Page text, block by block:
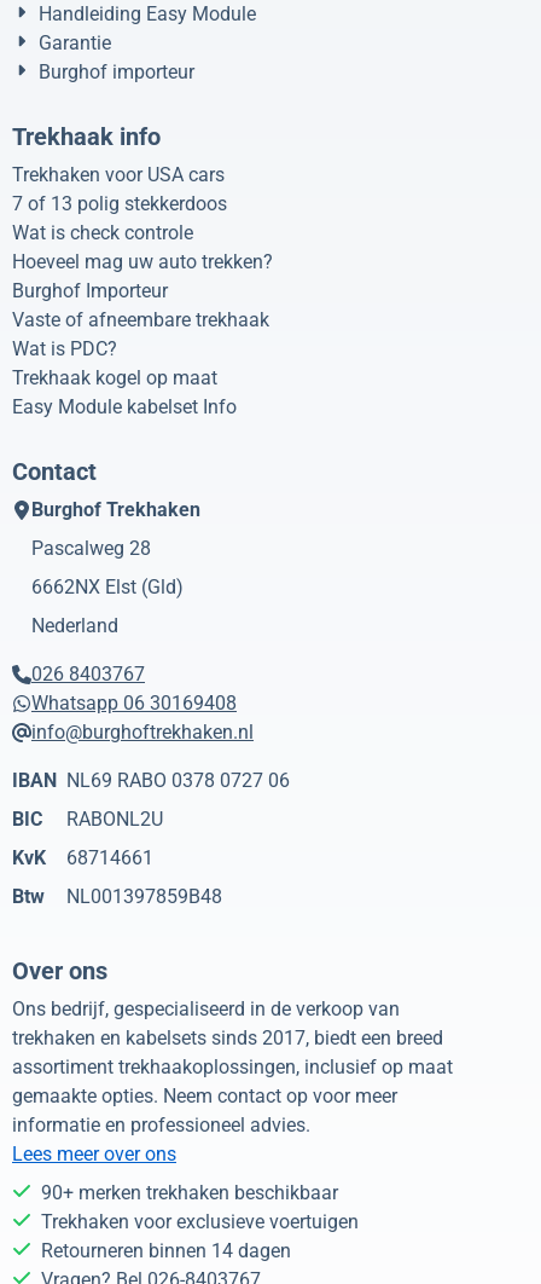
Handleiding Easy Module
Garantie
Burghof importeur
Trekhaak info
Trekhaken voor USA cars
7 of 13 polig stekkerdoos
Wat is check controle
Hoeveel mag uw auto trekken?
Burghof Importeur
Vaste of afneembare trekhaak
Wat is PDC?
Trekhaak kogel op maat
Easy Module kabelset Info
Contact
Burghof Trekhaken
Pascalweg 28
6662NX Elst (Gld)
Nederland
026 8403767
Whatsapp 06 30169408
info@burghoftrekhaken.nl
IBAN NL69 RABO 0378 0727 06
BIC
RABONL2U
KvK
68714661
Btw
NL001397859B48
Over ons
Ons bedrijf, gespecialiseerd in de verkoop van
trekhaken en kabelsets sinds 2017, biedt een breed
assortiment trekhaakoplossingen, inclusief op maat
gemaakte opties. Neem contact op voor meer
informatie en professioneel advies.
Lees meer over ons
90+ merken trekhaken beschikbaar
Trekhaken voor exclusieve voertuigen
Retourneren binnen 14 dagen
Vragen? Bel 026-8403767